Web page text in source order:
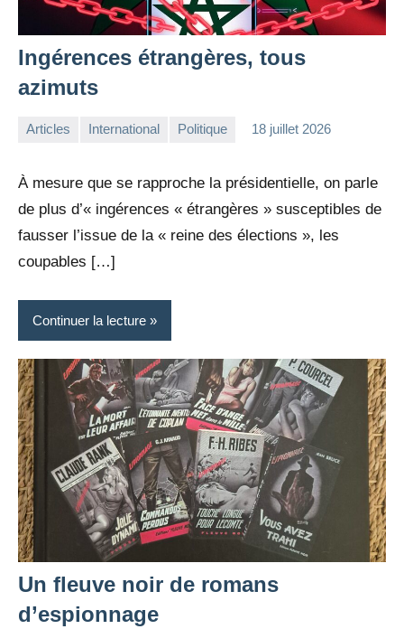
Ingérences étrangères, tous
azimuts
Articles International Politique 18 juillet 2026
À mesure que se rapproche la présidentielle, on parle
de plus d’« ingérences « étrangères » susceptibles de
fausser l’issue de la « reine des élections », les
coupables […]
Continuer la lecture
Un fleuve noir de romans
d’espionnage